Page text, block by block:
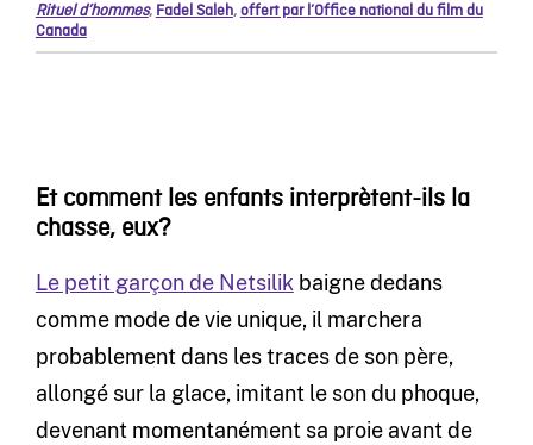
Rituel d’hommes, Fadel Saleh,offert par l’Office national du film du
Canada
Et comment les enfants interprètent-ils la
chasse, eux?
Le petit garçon de Netsilik baigne dedans
comme mode de vie unique, il marchera
probablement dans les traces de son père,
allongé sur la glace, imitant le son du phoque,
devenant momentanément sa proie avant de